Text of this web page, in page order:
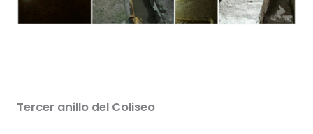
Tercer anillo del Coliseo